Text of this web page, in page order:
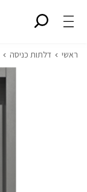
ראשי דלתות כניסה